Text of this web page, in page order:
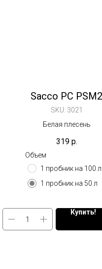
Sacco PC PSM2
SKU: 3021
Белая плесень
319 р.
Объем
1 пробник на 100 л
1 пробник на 50 л
Купить!